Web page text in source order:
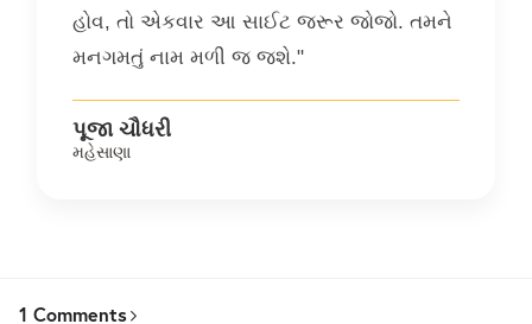
હોવ, તો એકવાર આ સાઈટ જરૂર જોજો. તમને
મનગમતું નામ મળી જ જશે."
પૂજા ચૌધરી
મહેસાણા
1 Comments